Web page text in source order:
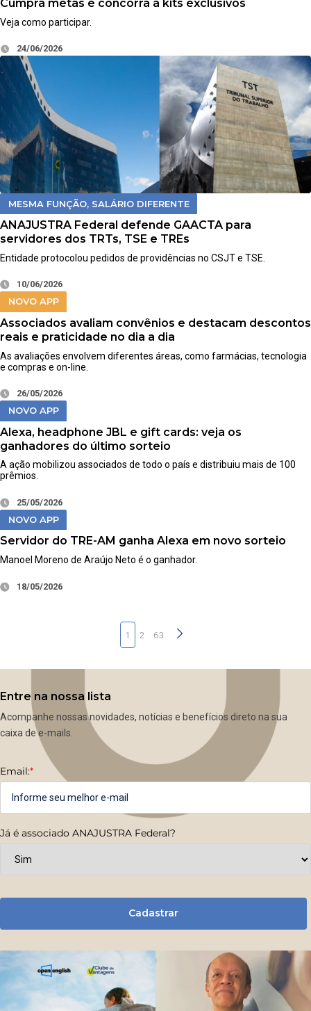
Cumpra metas e concorra a kits exclusivos
Veja como participar.
24/06/2026
MESMA FUNÇÃO, SALÁRIO DIFERENTE
ANAJUSTRA Federal defende GAACTA para
servidores dos TRTs, TSE e TREs
Entidade protocolou pedidos de providências no CSJT e TSE.
10/06/2026
NOVO APP
Associados avaliam convênios e destacam descontos
reais e praticidade no dia a dia
As avaliações envolvem diferentes áreas, como farmácias, tecnologia
e compras e on-line.
26/05/2026
NOVO APP
Alexa, headphone JBL e gift cards: veja os
ganhadores do último sorteio
A ação mobilizou associados de todo o país e distribuiu mais de 100
prêmios.
25/05/2026
NOVO APP
Servidor do TRE-AM ganha Alexa em novo sorteio
Manoel Moreno de Araújo Neto é o ganhador.
18/05/2026
1 2 63
Entre na nossa lista
Acompanhe nossas novidades, notícias e benefícios direto na sua
caixa de e-mails.
Email:*
Já é associado ANAJUSTRA Federal?
Cadastrar